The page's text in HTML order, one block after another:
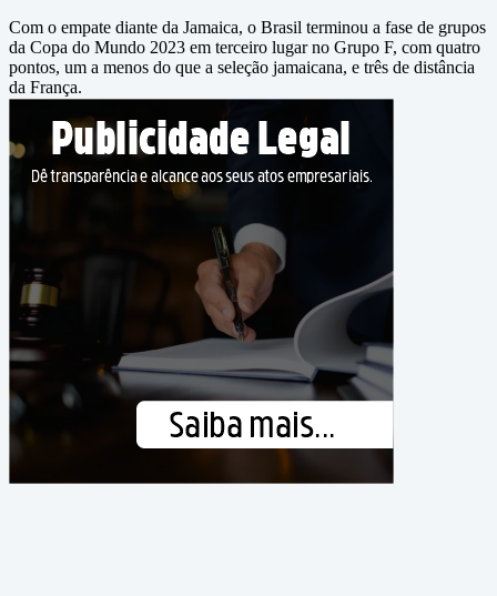
Com o empate diante da Jamaica, o Brasil terminou a fase de grupos
da Copa do Mundo 2023 em terceiro lugar no Grupo F, com quatro
pontos, um a menos do que a seleção jamaicana, e três de distância
da França.